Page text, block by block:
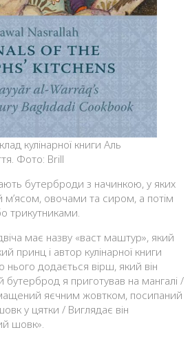
кулінарної книги Аль
Фото: Brill
бутерброди з начинкою, у яких
м’ясом, овочами та сиром, а потім
трикутниками.
має назву «васт маштур», який
принц і автор кулінарної книги
нього додається вірш, який він
бутерброд я приготував на мангалі /
яєчним жовтком, посипаний
у цятки / Виглядає він
шовк».